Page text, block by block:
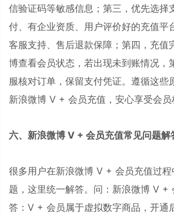
信验证码等敏感信息；第三，优先选择
付、有企业资质、用户评价好的充值平
客服支持、售后退款保障；第四，充值
博查看会员状态，若出现未到账情况，
服核对订单，保留支付凭证。遵循这些
新浪微博 V + 会员充值，安心享受会员
六、新浪微博 V + 会员充值常见问题解
很多用户在新浪微博 V + 会员充值过
题，这里统一解答。问：新浪微博 V +
答：V + 会员属于虚拟数字商品，开通